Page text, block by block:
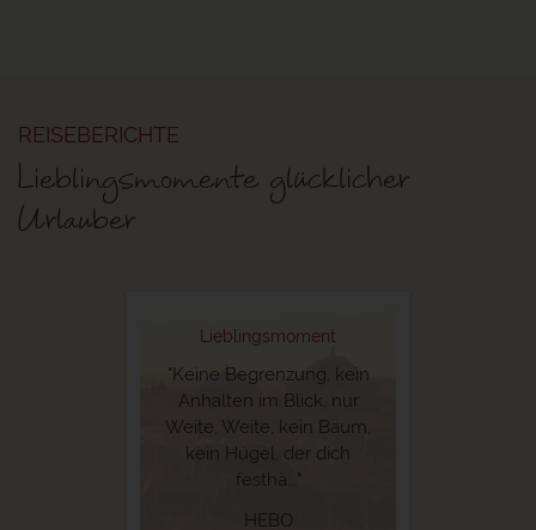
REISEBERICHTE
Lieblingsmomente glücklicher
Urlauber
Lieblingsmoment
"Keine Begrenzung, kein
Anhalten im Blick, nur
Weite, Weite, kein Baum,
kein Hügel, der dich
festhä..."
HEBO